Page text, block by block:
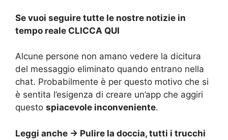
Se vuoi seguire tutte le nostre notizie in
tempo reale CLICCA QUI
Alcune persone non amano vedere la dicitura
del messaggio eliminato quando entrano nella
chat. Probabilmente è per questo motivo che si
è sentita l’esigenza di creare un’app che aggiri
questo spiacevole inconveniente.
Leggi anche -> Pulire la doccia, tutti i trucchi